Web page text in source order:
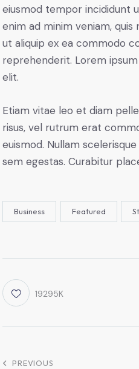
eiusmod tempor incididunt
enim ad minim veniam,
ut aliquip ex ea commodo
reprehenderit. Lorem
elit.
Etiam vitae leo et diam
risus, vel rutrum erat
euismod. Nullam
sem egestas. Curabitur
Business Featured
19295K
PREVIOUS